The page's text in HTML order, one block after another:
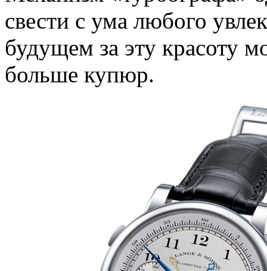
свести с ума любого
будущем за эту красоту
больше купюр.